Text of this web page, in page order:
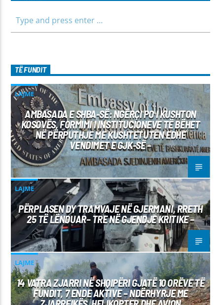
TË FUNDIT
LAJME
AMBASADA E SHBA-SË: NGËRÇI PO I KUSHTON
KOSOVËS, FORMIMI I INSTITUCIONEVE TË BËHET
NË PËRPUTHJE ME KUSHTETUTËN EDHE
VENDIMET E GJK-SË –
LAJME
PËRPLASEN DY TRAMVAJE NË GJERMANI, RRETH
25 TË LËNDUAR– TRE NË GJENDJE KRITIKE –
LAJME
14 VATRA ZJARRI NË SHQIPËRI GJATË 10 ORËVE TË
FUNDIT, 7 ENDE AKTIVE – NDËRHYRJE ME